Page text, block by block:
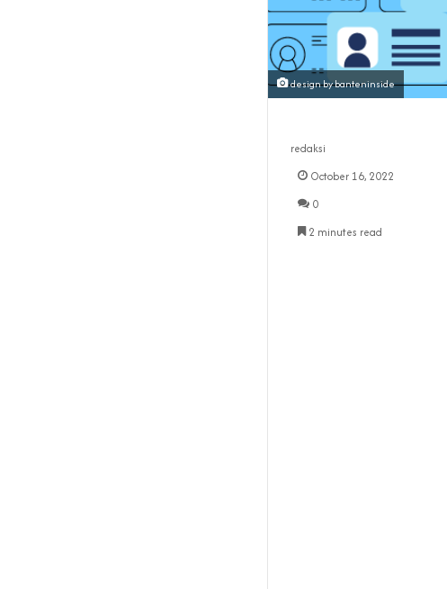
design by banteninside
redaksi
October 16, 2022
0
2 minutes read